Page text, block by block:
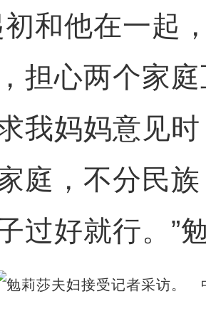
他在一起，
担心两个家
我妈妈意见
庭，不分民
过好就行。”